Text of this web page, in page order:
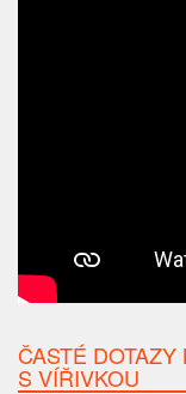
ČASTÉ
S VÍŘIVKOU